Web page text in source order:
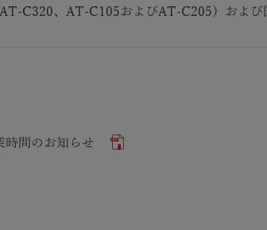
C320、AT-C105およびAT-C205）および
時間のお知らせ